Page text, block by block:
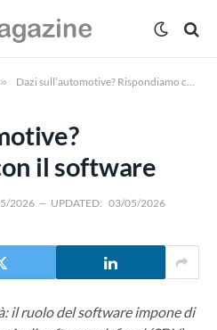
» Dazi sull’automotive? Rispondiamo con il software
il software
2026 UPDATED: 03/05/2026
il ruolo del software impone di